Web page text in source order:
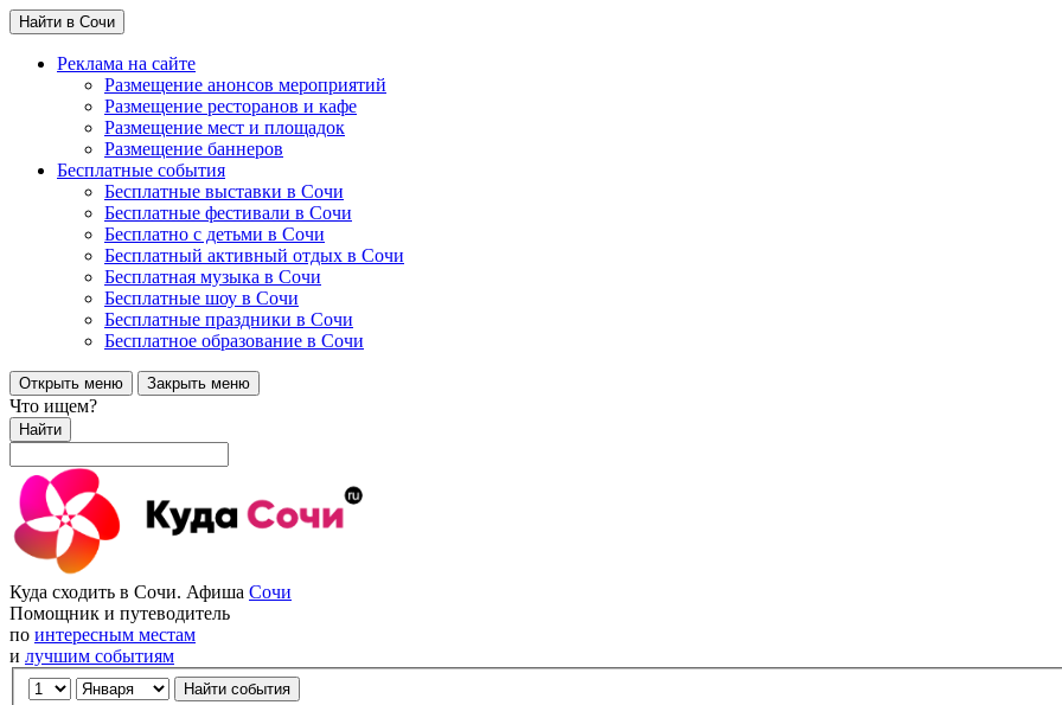
Найти в Сочи
Реклама на сайте
Размещение анонсов мероприятий
Размещение ресторанов и кафе
Размещение мест и площадок
Размещение баннеров
Бесплатные события
Бесплатные выставки в Сочи
Бесплатные фестивали в Сочи
Бесплатно с детьми в Сочи
Бесплатный активный отдых в Сочи
Бесплатная музыка в Сочи
Бесплатные шоу в Сочи
Бесплатные праздники в Сочи
Бесплатное образование в Сочи
Открыть меню Закрыть меню
Что ищем?
Найти
Куда сходить в Сочи. Афиша Сочи
Помощник и путеводитель
по интересным местам
и лучшим событиям